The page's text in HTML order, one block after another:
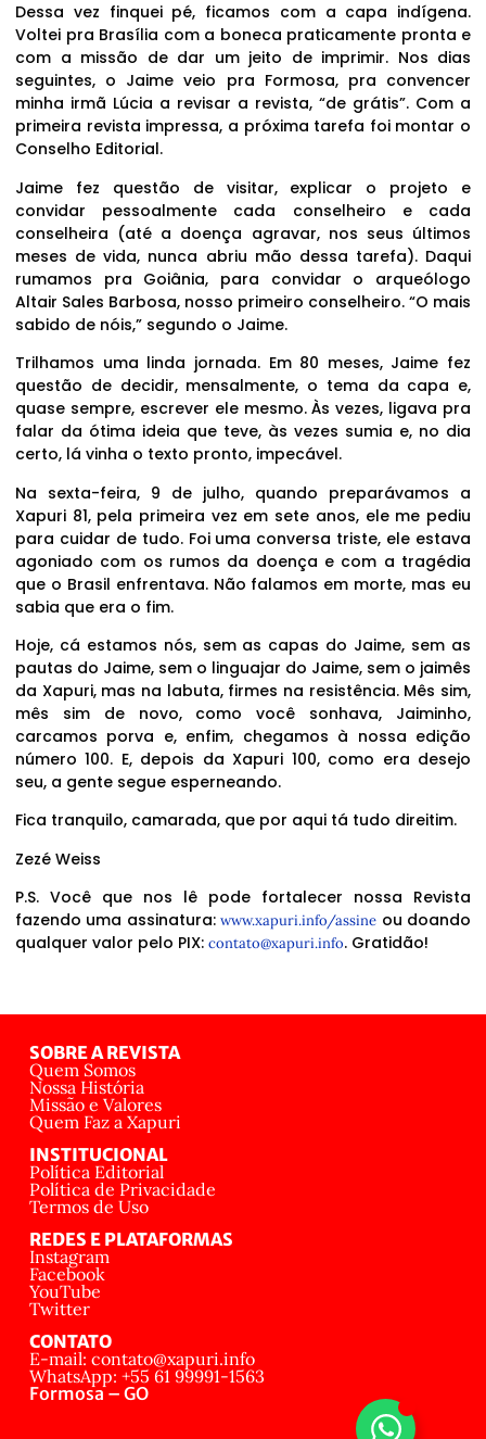
Dessa vez finquei pé, ficamos com a capa indígena.
Voltei pra Brasília com a boneca praticamente pronta e
com a missão de dar um jeito de imprimir. Nos dias
seguintes, o Jaime veio pra Formosa, pra convencer
minha irmã Lúcia a revisar a revista, “de grátis”. Com a
primeira revista impressa, a próxima tarefa foi montar o
Conselho Editorial.
Jaime fez questão de visitar, explicar o projeto e
convidar pessoalmente cada conselheiro e cada
conselheira (até a doença agravar, nos seus últimos
meses de vida, nunca abriu mão dessa tarefa). Daqui
rumamos pra Goiânia, para convidar o arqueólogo
Altair Sales Barbosa, nosso primeiro conselheiro. “O mais
sabido de nóis,” segundo o Jaime.
Trilhamos uma linda jornada. Em 80 meses, Jaime fez
questão de decidir, mensalmente, o tema da capa e,
quase sempre, escrever ele mesmo. Às vezes, ligava pra
falar da ótima ideia que teve, às vezes sumia e, no dia
certo, lá vinha o texto pronto, impecável.
Na sexta-feira, 9 de julho, quando preparávamos a
Xapuri 81, pela primeira vez em sete anos, ele me pediu
para cuidar de tudo. Foi uma conversa triste, ele estava
agoniado com os rumos da doença e com a tragédia
que o Brasil enfrentava. Não falamos em morte, mas eu
sabia que era o fim.
Hoje, cá estamos nós, sem as capas do Jaime, sem as
pautas do Jaime, sem o linguajar do Jaime, sem o jaimês
da Xapuri, mas na labuta, firmes na resistência. Mês sim,
mês sim de novo, como você sonhava, Jaiminho,
carcamos porva e, enfim, chegamos à nossa edição
número 100. E, depois da Xapuri 100, como era desejo
seu, a gente segue esperneando.
Fica tranquilo, camarada, que por aqui tá tudo direitim.
Zezé Weiss
P.S. Você que nos lê pode fortalecer nossa Revista
fazendo uma assinatura:www.xapuri.info/assine ou doando
qualquer valor pelo PIX: contato@xapuri.info. Gratidão!
SOBRE A REVISTA
Quem Somos
Nossa História
Missão e Valores
Quem Faz a Xapuri
INSTITUCIONAL
Política Editorial
Política de Privacidade
Termos de Uso
REDES E PLATAFORMAS
Instagram
Facebook
YouTube
Twitter
CONTATO
E-mail: contato@xapuri.info
WhatsApp: +55 61 99991-1563
Formosa – GO